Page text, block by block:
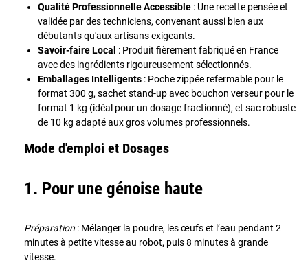
Qualité Professionnelle Accessible : Une recette pensée et
validée par des techniciens, convenant aussi bien aux
débutants qu'aux artisans exigeants.
Savoir-faire Local : Produit fièrement fabriqué en France
avec des ingrédients rigoureusement sélectionnés.
Emballages Intelligents : Poche zippée refermable pour le
format 300 g, sachet stand-up avec bouchon verseur pour le
format 1 kg (idéal pour un dosage fractionné), et sac robuste
de 10 kg adapté aux gros volumes professionnels.
Mode d'emploi et Dosages
1. Pour une génoise haute
Préparation : Mélanger la poudre, les œufs et l’eau pendant 2
minutes à petite vitesse au robot, puis 8 minutes à grande
vitesse.